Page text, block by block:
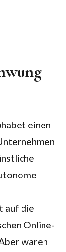
einen
auf die
Online-
waren